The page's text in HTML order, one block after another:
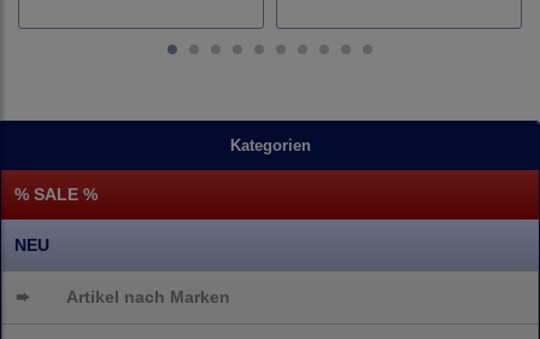
Kategorien
% SALE %
NEU
➨ Artikel nach Marken